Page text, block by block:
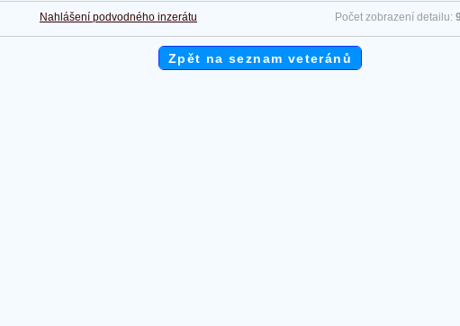
Nahlášení podvodného inzerátu Počet zobrazení detailu:
Zpět na seznam veteránů